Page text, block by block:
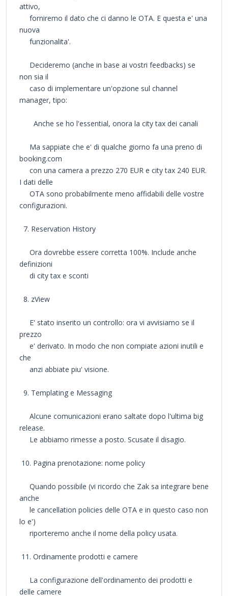
attivo,
forniremo il dato che ci danno le OTA. E questa e' una
nuova
funzionalita'.
Decideremo (anche in base ai vostri feedbacks) se
non sia il
caso di implementare un'opzione sul channel
manager, tipo:
Anche se ho l'essential, onora la city tax dei canali
Ma sappiate che e' di qualche giorno fa una preno di
booking.com
con una camera a prezzo 270 EUR e city tax 240 EUR.
I dati delle
OTA sono probabilmente meno affidabili delle vostre
configurazioni.
7. Reservation History
Ora dovrebbe essere corretta 100%. Include anche
definizioni
di city tax e sconti
8. zView
E' stato inserito un controllo: ora vi avvisiamo se il
prezzo
e' derivato. In modo che non compiate azioni inutili e
che
anzi abbiate piu' visione.
9. Templating e Messaging
Alcune comunicazioni erano saltate dopo l'ultima big
release.
Le abbiamo rimesse a posto. Scusate il disagio.
10. Pagina prenotazione: nome policy
Quando possibile (vi ricordo che Zak sa integrare bene
anche
le cancellation policies delle OTA e in questo caso non
lo e')
riporteremo anche il nome della policy usata.
11. Ordinamente prodotti e camere
La configurazione dell'ordinamento dei prodotti e
delle camere